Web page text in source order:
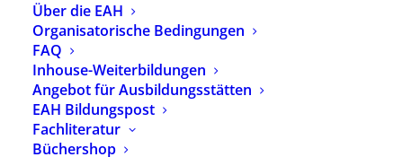
Über die EAH
Organisatorische Bedingungen
FAQ
Inhouse-Weiterbildungen
Angebot für Ausbildungsstätten
EAH Bildungspost
Fachliteratur
Büchershop